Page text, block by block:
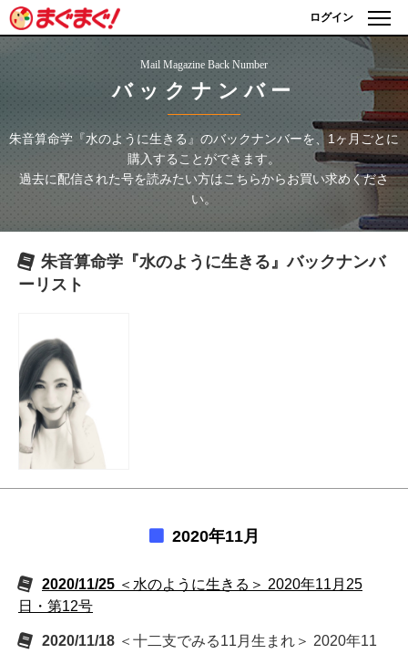
ログイン
Mail Magazine Back Number
バックナンバー
朱音算命学『水のように生きる』 のバックナンバーを、1ヶ月ごとに
購入することができます。
過去に配信された号を読みたい方はこちらからお買い求めくださ
い。
朱音算命学『水のように生きる』バックナンバ
ーリスト
2020年11月
2020/11/25 ＜水のように生きる＞ 2020年11月25
日・第12号
2020/11/18 ＜十二支でみる11月生まれ＞ 2020年11